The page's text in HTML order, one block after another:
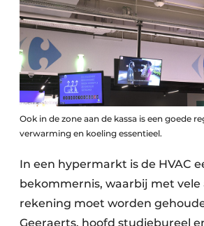
Ook in de zone aan de kassa is een goede
verwarming en koeling essentieel.
In een hypermarkt is de HVAC
bekommernis, waarbij met vele
rekening moet worden
Geeraerts, hoofd studiebureel